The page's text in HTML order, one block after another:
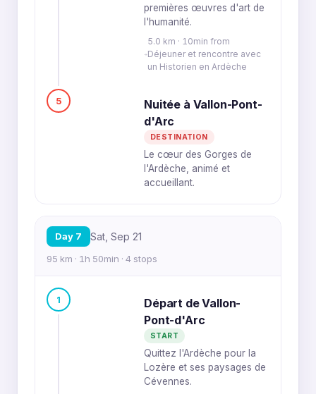
premières œuvres d'art de
l'humanité.
5.0 km · 10min from
Déjeuner et rencontre avec
un Historien en Ardèche
5
Nuitée à Vallon-Pont-
d'Arc
DESTINATION
Le cœur des Gorges de
l'Ardèche, animé et
accueillant.
Day 7 Sat, Sep 21
95 km · 1h 50min · 4 stops
1
Départ de Vallon-
Pont-d'Arc
START
Quittez l'Ardèche pour la
Lozère et ses paysages de
Cévennes.